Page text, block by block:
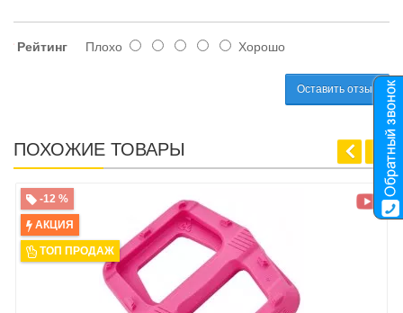
Рейтинг Плохо Хорошо
Оставить отзыв
ПОХОЖИЕ ТОВАРЫ
-12 %
АКЦИЯ
ТОП ПРОДАЖ